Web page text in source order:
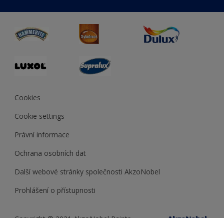
duluxprodejnabarev.cz
duluxpredajnafarieb.sk
Cookies
Cookie settings
Právní informace
Ochrana osobních dat
Další webové stránky společnosti AkzoNobel
Prohlášení o přístupnosti